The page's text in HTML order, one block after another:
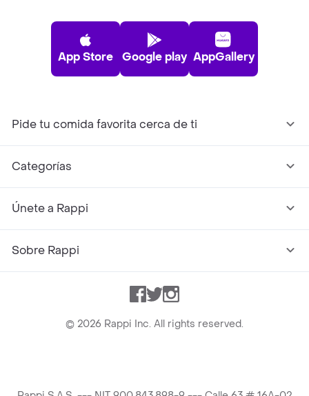
App Store Google play AppGallery
Pide tu comida favorita cerca de ti
Categorías
Únete a Rappi
Sobre Rappi
Facebook
TwitterInstagram
© 2026 Rappi Inc. All rights reserved.